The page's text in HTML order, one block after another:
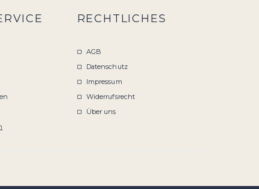
RECHTLICHES
AGB
Datenschutz
Impressum
Widerrufsrecht
Über uns